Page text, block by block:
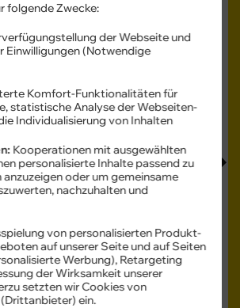
und Sicherheitsinformationen
folgende Zwecke:
der Webseite und
Einwilligungen (Notwendige
Komfort-Funktionalitäten für
statistische Analyse der Webseiten-
Individualisierung von Inhalten
Kooperationen mit ausgewählten
personalisierte Inhalte passend zu
anzuzeigen oder um gemeinsame
nachzuhalten und
von personalisierten Produkt-
auf unserer Seite und auf Seiten
Werbung), Retargeting
der Wirksamkeit unserer
setzten wir Cookies von
ein.